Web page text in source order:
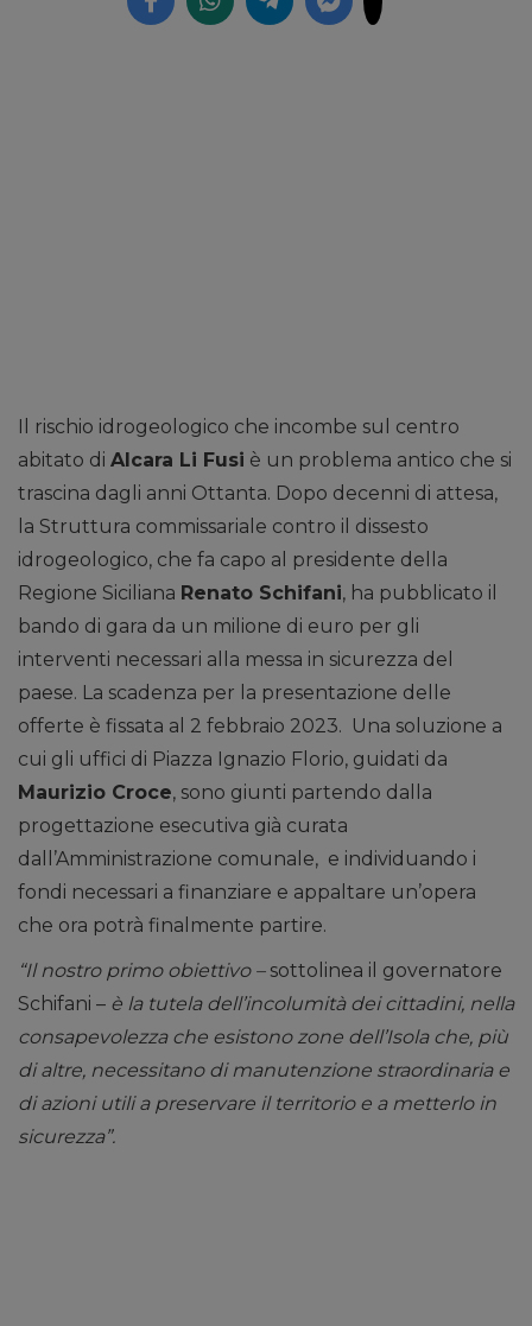
Il rischio idrogeologico che incombe sul centro
abitato di Alcara Li Fusi è un problema antico che si
trascina dagli anni Ottanta. Dopo decenni di attesa,
la Struttura commissariale contro il dissesto
idrogeologico, che fa capo al presidente della
Regione Siciliana Renato Schifani, ha pubblicato il
bando di gara da un milione di euro per gli
interventi necessari alla messa in sicurezza del
paese. La scadenza per la presentazione delle
offerte è fissata al 2 febbraio 2023. Una soluzione a
cui gli uffici di Piazza Ignazio Florio, guidati da
Maurizio Croce, sono giunti partendo dalla
progettazione esecutiva già curata
dall’Amministrazione comunale, e individuando i
fondi necessari a finanziare e appaltare un’opera
che ora potrà finalmente partire.
“Il nostro primo obiettivo –sottolinea il governatore
Schifani – è la tutela dell’incolumità dei cittadini, nella
consapevolezza che esistono zone dell’Isola che, più
di altre, necessitano di manutenzione straordinaria e
di azioni utili a preservare il territorio e a metterlo in
sicurezza”.